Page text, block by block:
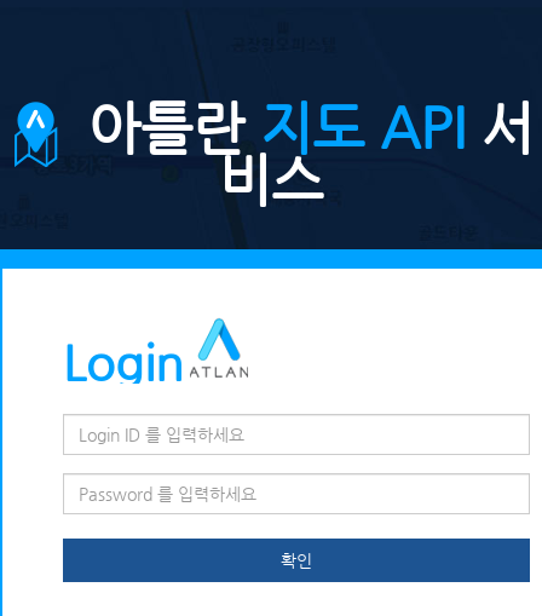
아틀란 지도 API 서
비스
Login
확인